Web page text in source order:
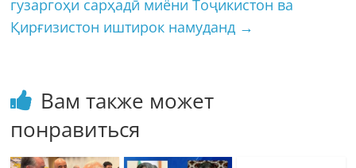
гузаргоҳи сарҳадӣ миёни Тоҷикистон ва
Қирғизистон иштирок намуданд →
Вам также может
понравиться